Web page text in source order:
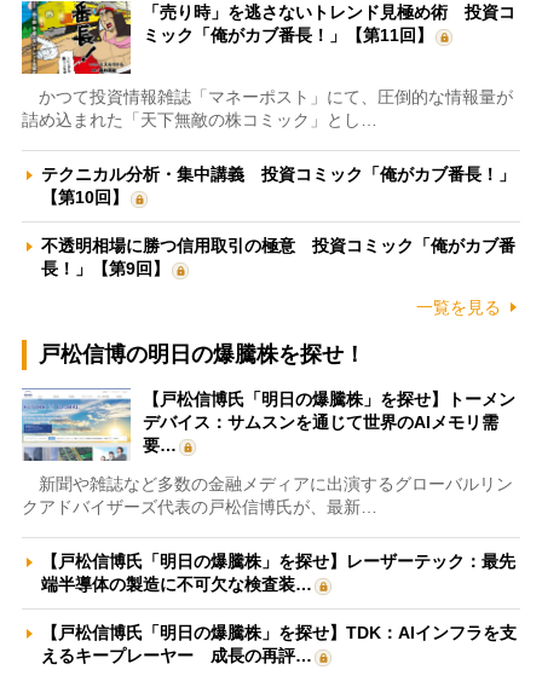
「売り時」を逃さないトレンド見極め術 投資コ
ミック「俺がカブ番長！」【第11回】
かつて投資情報雑誌「マネーポスト」にて、圧倒的な情報量が
詰め込まれた「天下無敵の株コミック」とし…
テクニカル分析・集中講義 投資コミック「俺がカブ番長！」
【第10回】
不透明相場に勝つ信用取引の極意 投資コミック「俺がカブ番
長！」【第9回】
一覧を見る
戸松信博の明日の爆騰株を探せ！
【戸松信博氏「明日の爆騰株」を探せ】トーメン
デバイス：サムスンを通じて世界のAIメモリ需
要…
新聞や雑誌など多数の金融メディアに出演するグローバルリン
クアドバイザーズ代表の戸松信博氏が、最新…
【戸松信博氏「明日の爆騰株」を探せ】レーザーテック：最先
端半導体の製造に不可欠な検査装…
【戸松信博氏「明日の爆騰株」を探せ】TDK：AIインフラを支
えるキープレーヤー 成長の再評…